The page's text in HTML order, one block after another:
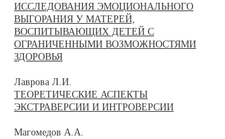
ИССЛЕДОВАНИЯ ЭМОЦИОНАЛЬНОГО
ВЫГОРАНИЯ У МАТЕРЕЙ,
ВОСПИТЫВАЮЩИХ ДЕТЕЙ С
ОГРАНИЧЕННЫМИ ВОЗМОЖНОСТЯМИ
ЗДОРОВЬЯ
Лаврова Л.И.
ТЕОРЕТИЧЕСКИЕ АСПЕКТЫ
ЭКСТРАВЕРСИИ И ИНТРОВЕРСИИ
Магомедов А.А.